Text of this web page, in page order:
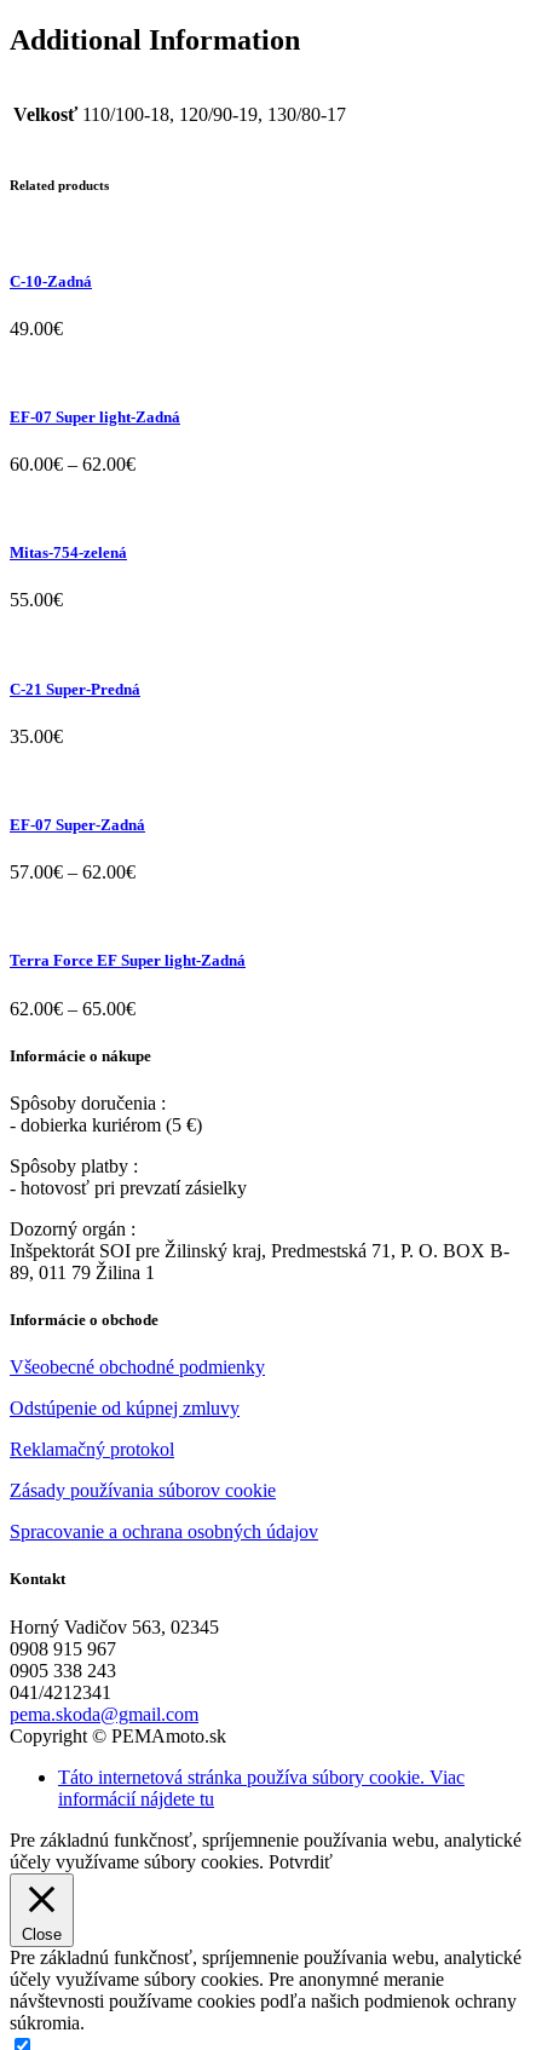
Additional Information
Velkosť 110/100-18, 120/90-19, 130/80-17
Related products
C-10-Zadná
49.00€
EF-07 Super light-Zadná
60.00€ – 62.00€
Mitas-754-zelená
55.00€
C-21 Super-Predná
35.00€
EF-07 Super-Zadná
57.00€ – 62.00€
Terra Force EF Super light-Zadná
62.00€ – 65.00€
Informácie o nákupe
Spôsoby doručenia :
- dobierka kuriérom (5 €)
Spôsoby platby :
- hotovosť pri prevzatí zásielky
Dozorný orgán :
Inšpektorát SOI pre Žilinský kraj, Predmestská 71, P. O. BOX B-
89, 011 79 Žilina 1
Informácie o obchode
Všeobecné obchodné podmienky
Odstúpenie od kúpnej zmluvy
Reklamačný protokol
Zásady používania súborov cookie
Spracovanie a ochrana osobných údajov
Kontakt
Horný Vadičov 563, 02345
0908 915 967
0905 338 243
041/4212341
pema.skoda@gmail.com
Copyright © PEMAmoto.sk
Táto internetová stránka používa súbory cookie. Viac
informácií nájdete tu
Pre základnú funkčnosť, spríjemnenie používania webu, analytické
účely využívame súbory cookies. Potvrdiť
Close
Pre základnú funkčnosť, spríjemnenie používania webu, analytické
účely využívame súbory cookies. Pre anonymné meranie
návštevnosti používame cookies podľa našich podmienok ochrany
súkromia.